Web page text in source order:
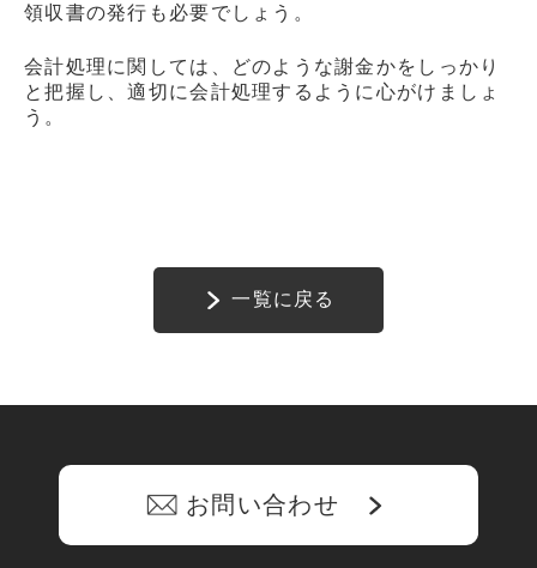
領収書の発行も必要でしょう。
会計処理に関しては、どのような謝金かをしっかり
と把握し、適切に会計処理するように心がけましょ
う。
一覧に戻る
お問い合わせ